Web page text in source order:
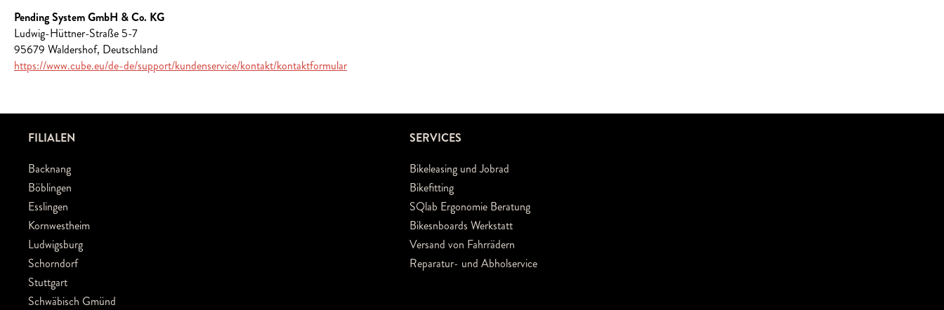
Pending System GmbH & Co. KG
Ludwig-Hüttner-Straße 5-7
95679 Waldershof, Deutschland
https://www.cube.eu/de-de/support/kundenservice/kontakt/kontaktformular
FILIALEN
Backnang
Böblingen
Esslingen
Kornwestheim
Ludwigsburg
Schorndorf
Stuttgart
Schwäbisch Gmünd
SERVICES
Bikeleasing und Jobrad
Bikefitting
SQlab Ergonomie Beratung
Bikesnboards Werkstatt
Versand von Fahrrädern
Reparatur- und Abholservice